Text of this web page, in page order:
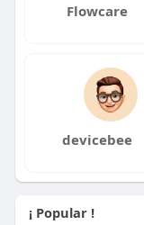
Flowcare
devicebee
¡ Popular !